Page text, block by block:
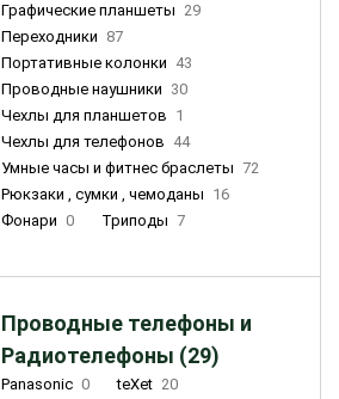
Графические планшеты 29
Переходники 87
Портативные колонки 43
Проводные наушники 30
Чехлы для планшетов 1
Чехлы для телефонов 44
Умные часы и фитнес браслеты 72
Рюкзаки , сумки , чемоданы 16
Фонари 0 Триподы 7
Проводные телефоны и
Радиотелефоны (29)
Panasonic 0 teXet 20